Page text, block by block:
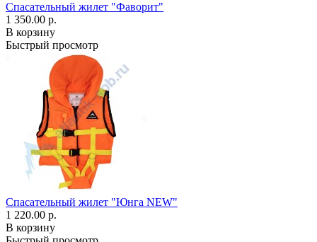
Спасательный жилет "Фаворит"
1 350.00 р.
В корзину
Быстрый просмотр
Спасательный жилет "Юнга NEW"
1 220.00 р.
В корзину